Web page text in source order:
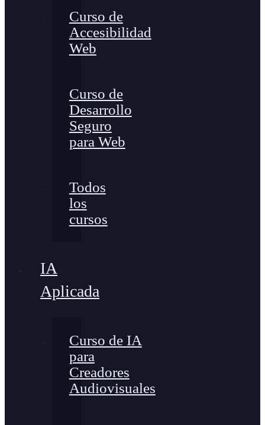
Curso de
Accesibilidad
Web
Curso de
Desarrollo
Seguro
para Web
Todos
los
cursos
IA
Aplicada
Curso de IA
para
Creadores
Audiovisuales